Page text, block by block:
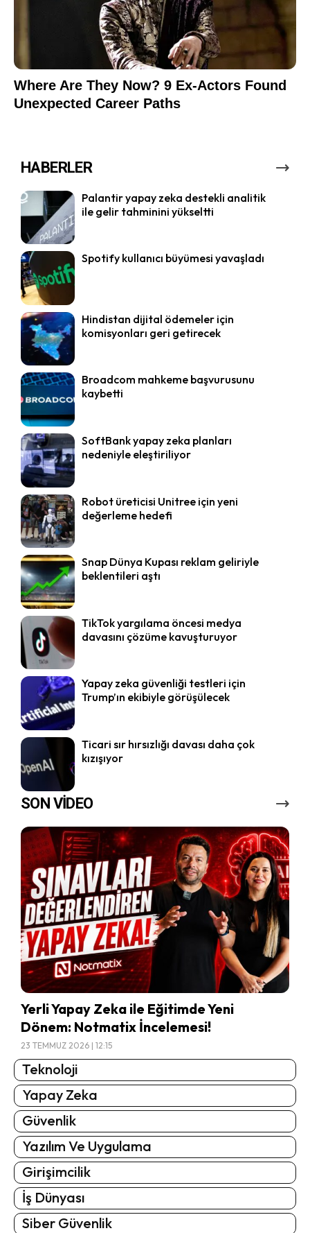
HABERLER
Palantir yapay zeka destekli analitik
ile gelir tahminini yükseltti
Spotify kullanıcı büyümesi yavaşladı
Hindistan dijital ödemeler için
komisyonları geri getirecek
Broadcom mahkeme başvurusunu
kaybetti
SoftBank yapay zeka planları
nedeniyle eleştiriliyor
Robot üreticisi Unitree için yeni
değerleme hedefi
Snap Dünya Kupası reklam geliriyle
beklentileri aştı
TikTok yargılama öncesi medya
davasını çözüme kavuşturuyor
Yapay zeka güvenliği testleri için
Trump’ın ekibiyle görüşülecek
Ticari sır hırsızlığı davası daha çok
kızışıyor
SON VİDEO
Yerli Yapay Zeka ile Eğitimde Yeni
Dönem: Notmatix İncelemesi!
23 TEMMUZ 2026 | 12:15
Teknoloji
Yapay Zeka
Güvenlik
Yazılım Ve Uygulama
Girişimcilik
İş Dünyası
Siber Güvenlik